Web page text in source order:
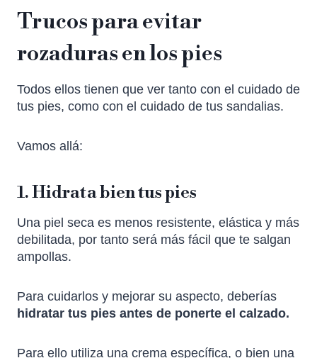
Trucos para evitar
rozaduras en los pies
Todos ellos tienen que ver tanto con el cuidado de
tus pies, como con el cuidado de tus sandalias.
Vamos allá:
1. Hidrata bien tus pies
Una piel seca es menos resistente, elástica y más
debilitada, por tanto será más fácil que te salgan
ampollas.
Para cuidarlos y mejorar su aspecto, deberías
hidratar tus pies antes de ponerte el calzado.
Para ello utiliza una crema específica, o bien una